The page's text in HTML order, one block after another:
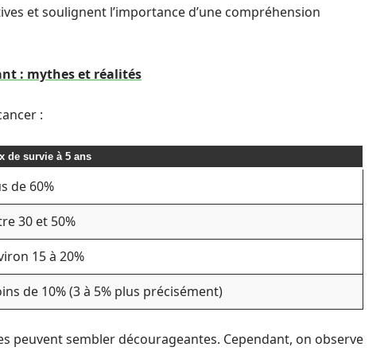
et soulignent l’importance d’une compréhension
: mythes et réalités
:
de survie à 5 ans
de 60%
30 et 50%
15 à 20%
de 10% (3 à 5% plus précisément)
peuvent sembler décourageantes. Cependant, on observe